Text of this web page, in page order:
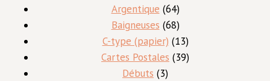
produits
Argentique 6464
produits
Baigneuses 6868
produits
C-type (papier) 1313
produits
Cartes Postales 3939
Débuts 33